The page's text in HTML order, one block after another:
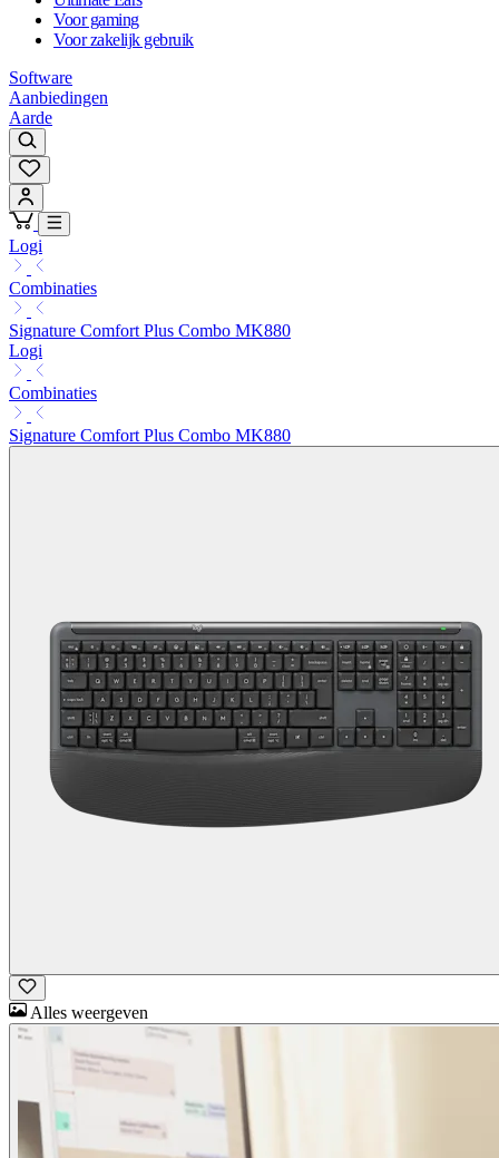
Voor gaming
Voor zakelijk gebruik
Software
Aanbiedingen
Aarde
Logi
Combinaties
Signature Comfort Plus Combo MK880
Logi
Combinaties
Signature Comfort Plus Combo MK880
Alles weergeven